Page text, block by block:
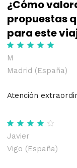
¿Cómo
propuestas
para este
M
Madrid (España)
Atención
Javier
Vigo (España)